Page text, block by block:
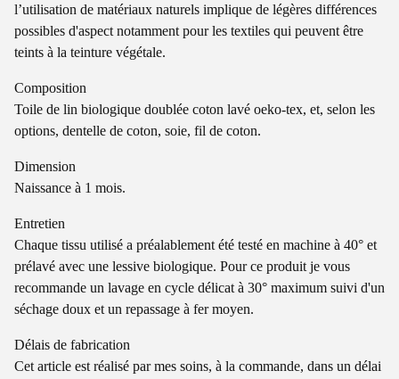
l’utilisation de matériaux naturels implique de légères différences
possibles d'aspect notamment pour les textiles qui peuvent être
teints à la teinture végétale.
Composition
Toile de lin biologique doublée coton lavé oeko-tex, et, selon les
options, dentelle de coton, soie, fil de coton.
Dimension
Naissance à 1 mois.
Entretien
Chaque tissu utilisé a préalablement été testé en machine à 40° et
prélavé avec une lessive biologique. Pour ce produit je vous
recommande un lavage en cycle délicat à 30° maximum suivi d'un
séchage doux et un repassage à fer moyen.
Délais de fabrication
Cet article est réalisé par mes soins, à la commande, dans un délai